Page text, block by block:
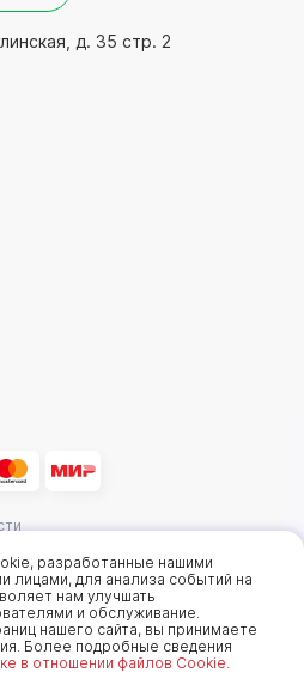
разработанные нашими
лицами, для анализа событий на
нам улучшать
и обслуживание.
нашего сайта, вы принимаете
Более подробные сведения
в отношении файлов Cookie.
д. 35 стр. 2
рыба»
чтобы получать
показывать вам